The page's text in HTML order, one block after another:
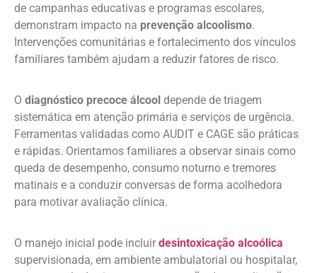
de campanhas educativas e programas escolares,
demonstram impacto na prevenção alcoolismo.
Intervenções comunitárias e fortalecimento dos vínculos
familiares também ajudam a reduzir fatores de risco.
O diagnóstico precoce álcool depende de triagem
sistemática em atenção primária e serviços de urgência.
Ferramentas validadas como AUDIT e CAGE são práticas
e rápidas. Orientamos familiares a observar sinais como
queda de desempenho, consumo noturno e tremores
matinais e a conduzir conversas de forma acolhedora
para motivar avaliação clínica.
O manejo inicial pode incluir desintoxicação alcoólica
supervisionada, em ambiente ambulatorial ou hospitalar,